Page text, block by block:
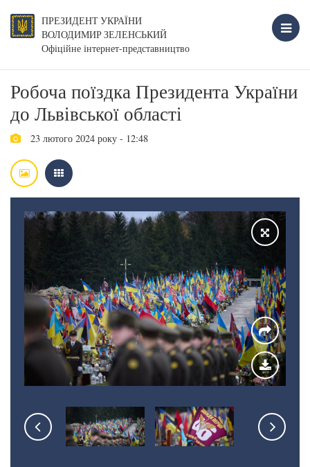
ПРЕЗИДЕНТ УКРАЇНИ
ВОЛОДИМИР ЗЕЛЕНСЬКИЙ
Офіційне інтернет-представництво
Робоча поїздка Президента України
до Львівської області
23 лютого 2024 року - 12:48